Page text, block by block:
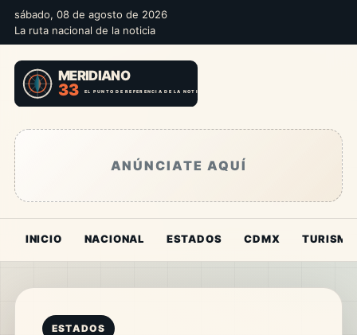
sábado, 08 de agosto de 2026
La ruta nacional de la noticia
ANÚNCIATE AQUÍ
INICIO NACIONAL ESTADOS CDMX TURISMO
ESTADOS